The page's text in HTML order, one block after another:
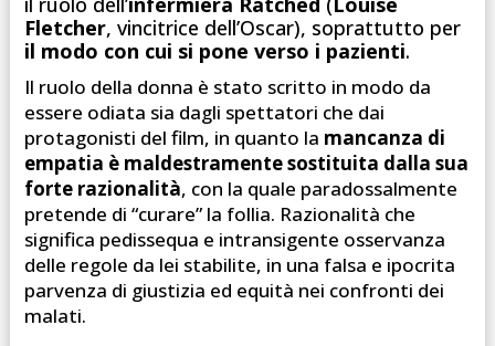
Fletcher, vincitrice dell’Oscar), soprattutto per
il modo con cui si pone verso i pazienti.
Il ruolo della donna è stato scritto in modo da
essere odiata sia dagli spettatori che dai
protagonisti del film, in quanto la mancanza di
empatia è maldestramente sostituita dalla sua
forte razionalità, con la quale paradossalmente
pretende di “curare” la follia. Razionalità che
significa pedissequa e intransigente osservanza
delle regole da lei stabilite, in una falsa e ipocrita
parvenza di giustizia ed equità nei confronti dei
malati.